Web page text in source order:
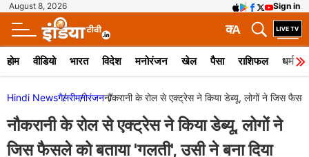
August 8, 2026 Sign in
A
क
होम वीडियो भारत विदेश मनोरंजन खेल पैसा राशिफल धर्म
Hindi Newsगैलरीमनोरंजननौकरानी के रोल से एक्ट्रेस ने किया डेब्यू, लोगों ने जिस फैसले
नौकरानी के रोल से एक्ट्रेस ने किया डेब्यू, लोगों ने
जिस फैसले को बताया 'गलती', उसी ने बना दिया